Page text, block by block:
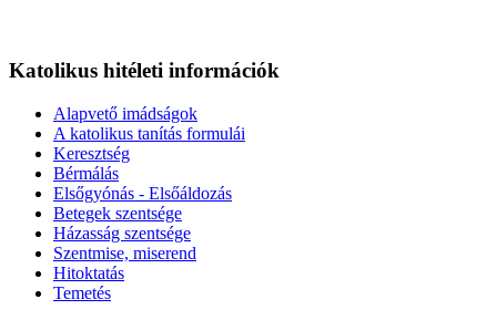
Katolikus hitéleti információk
Alapvető imádságok
A katolikus tanítás formulái
Keresztség
Bérmálás
Elsőgyónás - Elsőáldozás
Betegek szentsége
Házasság szentsége
Szentmise, miserend
Hitoktatás
Temetés